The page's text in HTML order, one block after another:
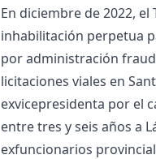
En diciembre de 2022,
inhabilitación perpetua
por administración
licitaciones viales en
exvicepresidenta por el
entre tres y seis años a
exfuncionarios